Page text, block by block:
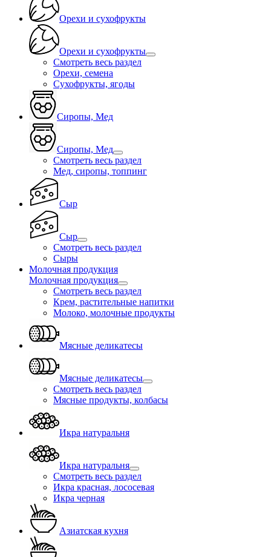
Орехи и сухофрукты
Орехи и сухофрукты
Смотреть весь раздел
Орехи, семена
Сухофрукты, ягоды
Сиропы, Мед
Сиропы, Мед
Смотреть весь раздел
Мед, сиропы, топпинг
Сыр
Сыр
Смотреть весь раздел
Сыры
Молочная продукция
Молочная продукция
Смотреть весь раздел
Крем, растительные напитки
Молоко, молочные продукты
Мясные деликатесы
Мясные деликатесы
Смотреть весь раздел
Мясные продукты, колбасы
Икра натуральня
Икра натуральня
Смотреть весь раздел
Икра красная, лососевая
Икра черная
Азиатская кухня